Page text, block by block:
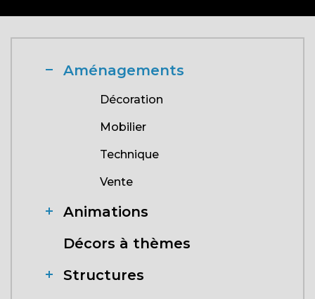
Aménagements
Décoration
Mobilier
Technique
Vente
Animations
Décors à thèmes
Structures